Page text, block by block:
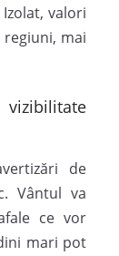
valori
mai
de
Vântul va
ce vor
mari pot